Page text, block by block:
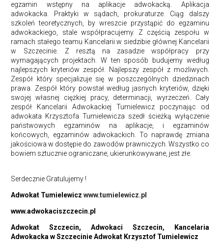
egzamin wstępny na aplikacje adwokacką. Aplikacja
adwokacka. Praktyki w sądach, prokuraturze. Ciąg dalszy
szkoleń teoretycznych, by wreszcie przystąpić do egzaminu
adwokackiego, stale współpracujemy. Z częścią zespołu w
ramach stałego teamu Kancelarii w siedzibie głównej Kancelarii
w Szczecinie. Z resztą na zasadzie współpracy przy
wymagających projektach. W ten sposób budujemy według
najlepszych kryteriów zespół. Najlepszy zespół z możliwych.
Zespół który specjalizuje się w poszczególnych dziedzinach
prawa. Zespół który powstał według jasnych kryteriów, dzięki
swojej własnej ciężkiej pracy, determinacji, wyrzeczeń. Cały
zespół Kancelarii Adwokackiej Tumielewicz poczynając od
adwokata Krzysztofa Tumielewicza szedł ścieżką wyłączenie
państwowych egzaminów na aplikacje, i egzaminów
końcowych, egzaminów adwokackich. To naprawdę zmiana
jakościowa w dostępie do zawodów prawniczych. Wszystko co
bowiem sztucznie ograniczane, ukierunkowywane, jest złe.
Serdecznie Gratulujemy !
Adwokat Tumielewiczwww.tumielewicz.pl
www.adwokaciszczecin.pl
Adwokat Szczecin, Adwokaci Szczecin, Kancelaria
Adwokacka w Szczecinie Adwokat Krzysztof Tumielewicz